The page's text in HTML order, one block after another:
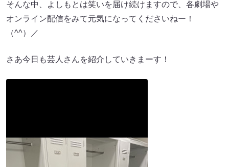
そんな中、よしもとは笑いを届け続けますので、各劇場や
オンライン配信をみて元気になってくださいねー！
（^^）／
さあ今日も芸人さんを紹介していきまーす！